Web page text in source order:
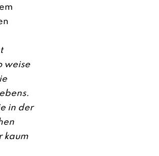
weise
in der
kaum